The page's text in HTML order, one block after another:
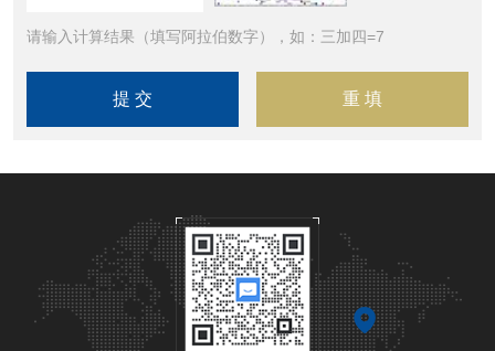
请输入计算结果（填写阿拉伯数字），如：三加四=7